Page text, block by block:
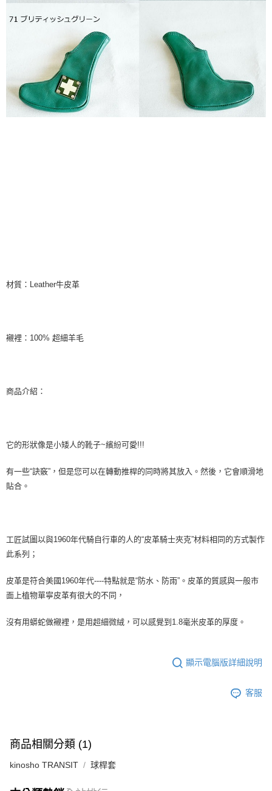
材質：Leather牛皮革
襯裡：100% 超細羊毛
商品介紹：
它的形狀像是小矮人的靴子~繽紛可愛!!!
有一些“訣竅”，但是您可以在轉動推桿的同時將其放入。然後，它會順滑地
貼合。
工匠試圖以與1960年代騎自行車的人的“皮革騎士夾克”材料相同的方式製作
此系列；
皮革是符合美國1960年代----特點就是“防水、防雨”。皮革的質感與一般市
面上植物單寧皮革有很大的不同，
沒有用蟒蛇做襯裡，是用超細微絨，可以感覺到1.8毫米皮革的厚度。
顯示電腦版詳細說明
客服
商品相關分類 (1)
kinosho TRANSIT 球桿套